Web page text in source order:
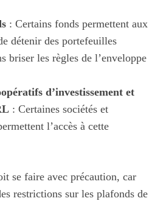
: Certains fonds permettent aux
détenir des portefeuilles
briser les règles de l’enveloppe
d’investissement et
: Certaines sociétés et
l’accès à cette
se faire avec précaution, car
restrictions sur les plafonds de